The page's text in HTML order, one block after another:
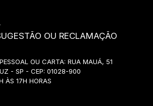
OU RECLAMAÇÃO
OU CARTA: RUA MAUÁ, 51
- SP - CEP: 01028-900
ÀS 17H HORAS